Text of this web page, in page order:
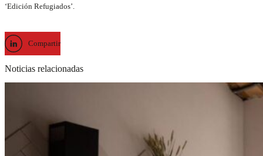
‘Edición Refugiados’.
Compartir
Noticias relacionadas